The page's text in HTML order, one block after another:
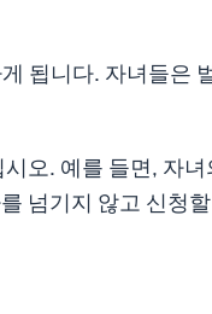
됩니다. 자녀들은
오. 예를 들면, 자
넘기지 않고 신청